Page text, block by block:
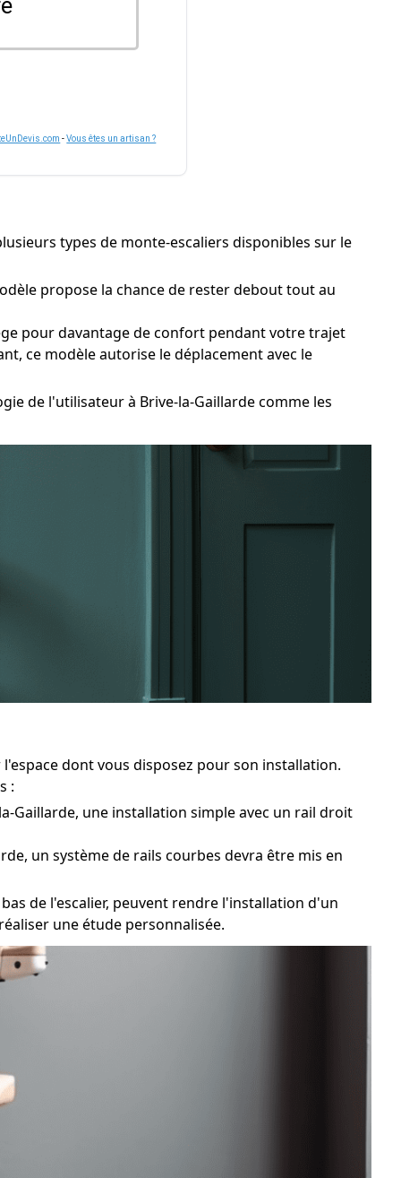
-Vous êtes un artisan ?
types de monte-escaliers disponibles sur le
propose la chance de rester debout tout au
pour davantage de confort pendant votre trajet
ce modèle autorise le déplacement avec le
de l'utilisateur à Brive-la-Gaillarde comme les
dont vous disposez pour son installation.
:
Gaillarde, une installation simple avec un rail droit
un système de rails courbes devra être mis en
de l'escalier, peuvent rendre l'installation d'un
une étude personnalisée.